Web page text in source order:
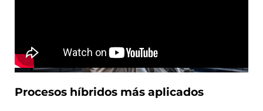
Procesos híbridos más aplicados